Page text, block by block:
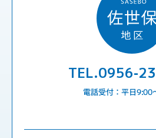
TEL.0956-
電話受付：平日9:00